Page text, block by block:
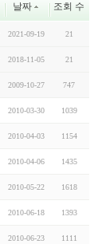
날짜 조회 수
2021-09-19 21
2018-11-05 21
2009-10-27 747
2010-03-30 1039
2010-04-03 1154
2010-04-06 1435
2010-05-22 1618
2010-06-18 1393
2010-06-23 1111